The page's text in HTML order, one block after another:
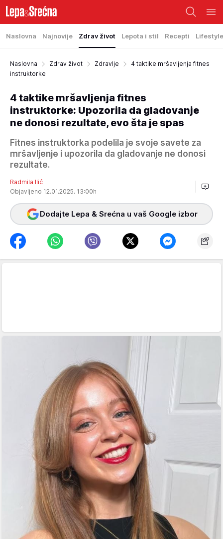
Naslovna Najnovije Zdrav život Lepota i stil Recepti Lifestyle
Naslovna Zdrav život Zdravlje
4 taktike mršavljenja fitnes
instruktorke
4 taktike mršavljenja fitnes
instruktorke: Upozorila da gladovanje
ne donosi rezultate, evo šta je spas
Fitnes instruktorka podelila je svoje savete za
mršavljenje i upozorila da gladovanje ne donosi
rezultate.
Radmila Ilić
Objavljeno 12.01.2025. 13:00h
Dodajte Lepa & Srećna u vaš Google izbor